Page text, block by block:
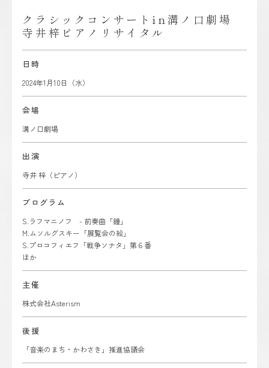
クラシックコンサートin溝ノ口劇場
寺井梓ピアノリサイタル
日時
2024年1月10日（水）
会場
溝ノ口劇場
出演
寺井 梓（ピアノ）
プログラム
S.ラフマニノフ - 前奏曲「鐘」
M.ムソルグスキー「展覧会の絵」
S.プロコフィエフ「戦争ソナタ」第６番
ほか
主催
株式会社Asterism
後援
「音楽のまち・かわさき」推進協議会